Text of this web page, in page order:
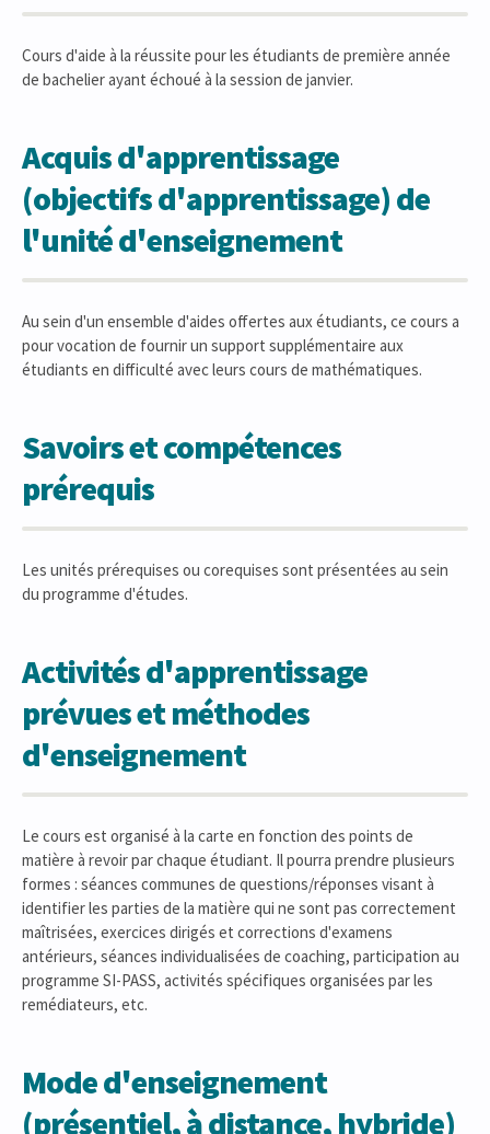
Cours d'aide à la réussite pour les étudiants de première année
de bachelier ayant échoué à la session de janvier.
Acquis d'apprentissage
(objectifs d'apprentissage) de
l'unité d'enseignement
Au sein d'un ensemble d'aides offertes aux étudiants, ce cours a
pour vocation de fournir un support supplémentaire aux
étudiants en difficulté avec leurs cours de mathématiques.
Savoirs et compétences
prérequis
Les unités prérequises ou corequises sont présentées au sein
du programme d'études.
Activités d'apprentissage
prévues et méthodes
d'enseignement
Le cours est organisé à la carte en fonction des points de
matière à revoir par chaque étudiant. Il pourra prendre plusieurs
formes : séances communes de questions/réponses visant à
identifier les parties de la matière qui ne sont pas correctement
maîtrisées, exercices dirigés et corrections d'examens
antérieurs, séances individualisées de coaching, participation au
programme SI-PASS, activités spécifiques organisées par les
remédiateurs, etc.
Mode d'enseignement
(présentiel, à distance, hybride)